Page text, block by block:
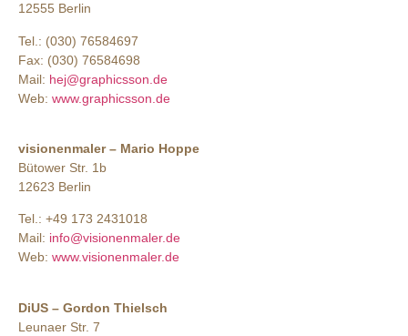
12555 Berlin
Tel.: (030) 76584697
Fax: (030) 76584698
Mail: hej@graphicsson.de
Web: www.graphicsson.de
visionenmaler – Mario Hoppe
Bütower Str. 1b
12623 Berlin
Tel.: +49 173 2431018
Mail: info@visionenmaler.de
Web: www.visionenmaler.de
DiUS – Gordon Thielsch
Leunaer Str. 7